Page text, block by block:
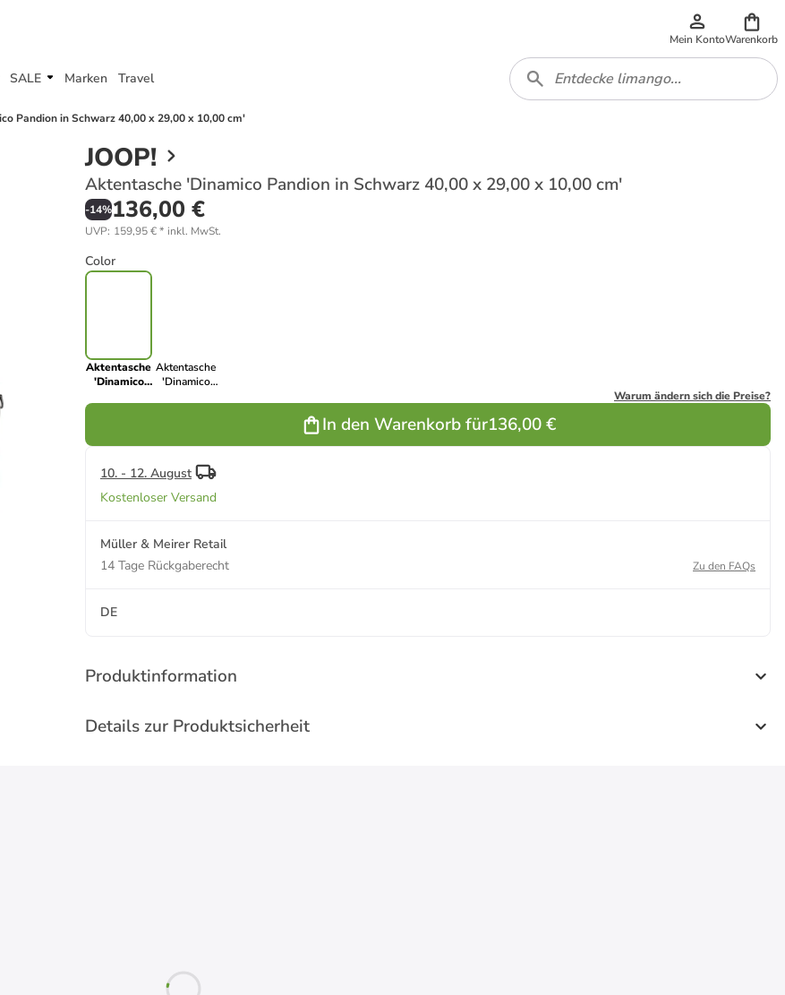
Mein KontoWarenkorb
SALE Marken Travel
Pandion in Schwarz 40,00 x 29,00 x 10,00 cm'
JOOP!
Aktentasche 'Dinamico Pandion in Schwarz 40,00 x 29,00 x 10,00 cm'
-14%136,00 €
UVP: 159,95 €* inkl. MwSt.
Color
Aktentasche
'Dinamico
Aktentasche
'Dinamico
Warum ändern sich die Preise?
In den Warenkorb für136,00 €
10. - 12. August
Kostenloser Versand
Müller & Meirer Retail
14 Tage Rückgaberecht
Zu den FAQs
DE
Produktinformation
Details zur Produktsicherheit